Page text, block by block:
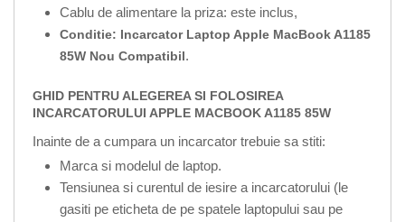
Cablu de alimentare la priza: este inclus,
Conditie: Incarcator Laptop Apple MacBook A1185
85W Nou Compatibil.
GHID PENTRU ALEGEREA SI FOLOSIREA
INCARCATORULUI APPLE MACBOOK A1185 85W
Inainte de a cumpara un incarcator trebuie sa stiti:
Marca si modelul de laptop.
Tensiunea si curentul de iesire a incarcatorului (le
gasiti pe eticheta de pe spatele laptopului sau pe